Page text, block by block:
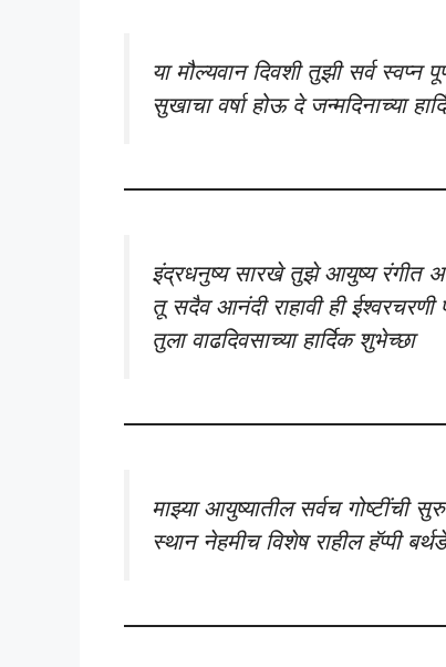
या मौल्यवान दिवशी तुझी सर्व
सुखाचा वर्षा होऊ दे जन्मदिनाच्या
इंद्रधनुष्य सारखे तुझे आयुष्य रंगीत
तू सदैव आनंदी राहावी ही ईश्वरचरणी
तुला वाढदिवसाच्या हार्दिक शुभेच्छा
माझ्या आयुष्यातील सर्वच गोष्टींची
स्थान नेहमीच विशेष राहील हॅप्पी